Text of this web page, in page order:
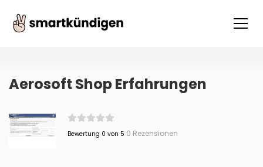
Aerosoft Shop Erfahrungen
Bewertung 0 von 5 0 Rezensionen